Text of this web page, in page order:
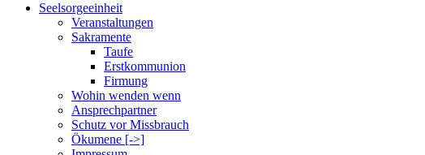
Seelsorgeeinheit
Veranstaltungen
Sakramente
Taufe
Erstkommunion
Firmung
Wohin wenden wenn
Ansprechpartner
Schutz vor Missbrauch
Ökumene [->]